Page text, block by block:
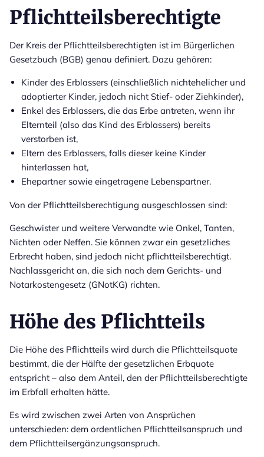
Pflichtteilsberechtigte
Der Kreis der Pflichtteilsberechtigten ist im Bürgerlichen
Gesetzbuch (BGB) genau definiert. Dazu gehören:
Kinder des Erblassers (einschließlich nichtehelicher und
adoptierter Kinder, jedoch nicht Stief- oder Ziehkinder),
Enkel des Erblassers, die das Erbe antreten, wenn ihr
Elternteil (also das Kind des Erblassers) bereits
verstorben ist,
Eltern des Erblassers, falls dieser keine Kinder
hinterlassen hat,
Ehepartner sowie eingetragene Lebenspartner.
Von der Pflichtteilsberechtigung ausgeschlossen sind:
Geschwister und weitere Verwandte wie Onkel, Tanten,
Nichten oder Neffen. Sie können zwar ein gesetzliches
Erbrecht haben, sind jedoch nicht pflichtteilsberechtigt.
Nachlassgericht an, die sich nach dem Gerichts- und
Notarkostengesetz (GNotKG) richten.
Höhe des Pflichtteils
Die Höhe des Pflichtteils wird durch die Pflichtteilsquote
bestimmt, die der Hälfte der gesetzlichen Erbquote
entspricht – also dem Anteil, den der Pflichtteilsberechtigte
im Erbfall erhalten hätte.
Es wird zwischen zwei Arten von Ansprüchen
unterschieden: dem ordentlichen Pflichtteilsanspruch und
dem Pflichtteilsergänzungsanspruch.